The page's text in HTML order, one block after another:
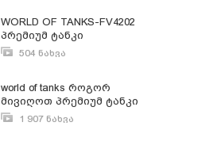
WORLD OF TANKS-FV4202
პრემიუმ ტანკი
504 ნახვა
world of tanks როგორ
მივიღოთ პრემიუმ ტანკი
საჩუქრად!?
1 907 ნახვა